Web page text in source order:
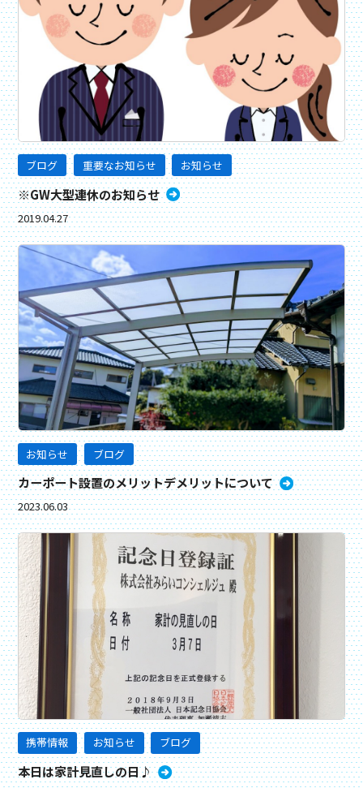
ブログ 重要なお知らせ お知らせ
※GW大型連休のお知らせ
2019.04.27
お知らせ ブログ
カーポート設置のメリットデメリットについて
2023.06.03
携帯情報 お知らせ ブログ
本日は家計見直しの日♪